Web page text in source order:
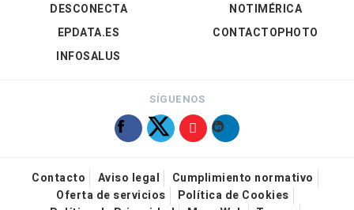
DESCONECTA
EPDATA.ES
INFOSALUS
NOTIMÉRICA
CONTACTOPHOTO
SÍGUENOS
Contacto Aviso legal
Cumplimiento normativo
Oferta de servicios
Política de Cookies